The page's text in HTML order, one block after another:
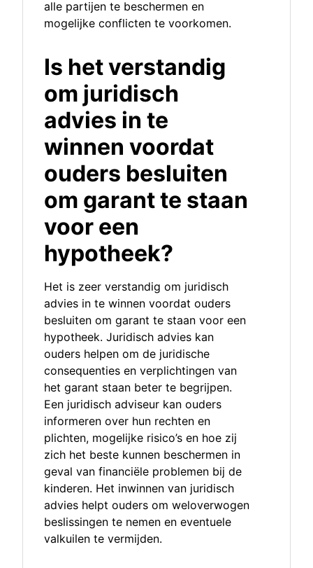
alle partijen te beschermen en
mogelijke conflicten te voorkomen.
Is het verstandig
om juridisch
advies in te
winnen voordat
ouders besluiten
om garant te staan
voor een
hypotheek?
Het is zeer verstandig om juridisch
advies in te winnen voordat ouders
besluiten om garant te staan voor een
hypotheek. Juridisch advies kan
ouders helpen om de juridische
consequenties en verplichtingen van
het garant staan beter te begrijpen.
Een juridisch adviseur kan ouders
informeren over hun rechten en
plichten, mogelijke risico’s en hoe zij
zich het beste kunnen beschermen in
geval van financiële problemen bij de
kinderen. Het inwinnen van juridisch
advies helpt ouders om weloverwogen
beslissingen te nemen en eventuele
valkuilen te vermijden.